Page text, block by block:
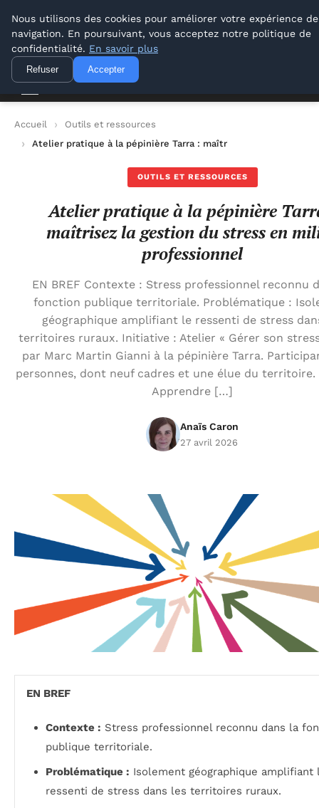
Lyon Photos
Lyon Photos
Accueil
Outils et ressources
Atelier pratique à la pépinière Tarra : maîtrisez la gestion du
OUTILS ET RESSOURCES
Atelier pratique à la pépinière
maîtrisez la gestion du stress en
professionnel
EN BREF Contexte : Stress professionnel reconnu
fonction publique territoriale. Problématique :
géographique amplifiant le ressenti de stress
territoires ruraux. Initiative : Atelier « Gérer son
par Marc Martin Gianni à la pépinière Tarra.
personnes, dont neuf cadres et une élue du territoire.
Apprendre […]
Anaïs Caron
27 avril 2026
EN BREF
Contexte : Stress professionnel reconnu dans la
publique territoriale.
Problématique : Isolement géographique amplifiant
ressenti de stress dans les territoires ruraux.
Nous utilisons des cookies pour améliorer votre expérience de
navigation. En poursuivant, vous acceptez notre politique de
confidentialité. En savoir plus
Refuser Accepter